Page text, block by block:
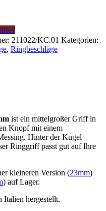
211022/KC.01 Kategorien:
, Ringbeschläge
ist ein mittelgroßer Griff in
Knopf mit einem
Hinter der Kugel
Ringgriff passt gut auf Ihre
kleineren Version (23mm)
) auf Lager.
hergestellt.